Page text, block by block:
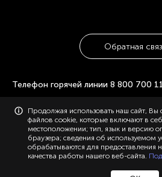
Обратная
Телефон горячей линии 8 800 700
© 2006-2026 «Polaris». Все права
материалов с сайта polaris.ru возможно
администрации, с указанием активной
Конфиденциальность
Карта сайта
Продолжая использовать наш сайт, Вы
файлов cookie, которые включают в
местоположении; тип, язык и версию
браузера; сведения об используемом
обрабатываются для предоставления
качества работы нашего веб-сайта.